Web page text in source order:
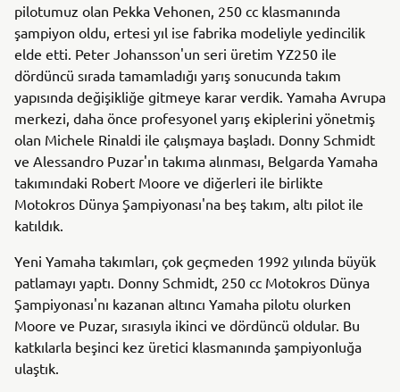
pilotumuz olan Pekka Vehonen, 250 cc klasmanında
şampiyon oldu, ertesi yıl ise fabrika modeliyle yedincilik
elde etti. Peter Johansson'un seri üretim YZ250 ile
dördüncü sırada tamamladığı yarış sonucunda takım
yapısında değişikliğe gitmeye karar verdik. Yamaha Avrupa
merkezi, daha önce profesyonel yarış ekiplerini yönetmiş
olan Michele Rinaldi ile çalışmaya başladı. Donny Schmidt
ve Alessandro Puzar'ın takıma alınması, Belgarda Yamaha
takımındaki Robert Moore ve diğerleri ile birlikte
Motokros Dünya Şampiyonası'na beş takım, altı pilot ile
katıldık.
Yeni Yamaha takımları, çok geçmeden 1992 yılında büyük
patlamayı yaptı. Donny Schmidt, 250 cc Motokros Dünya
Şampiyonası'nı kazanan altıncı Yamaha pilotu olurken
Moore ve Puzar, sırasıyla ikinci ve dördüncü oldular. Bu
katkılarla beşinci kez üretici klasmanında şampiyonluğa
ulaştık.